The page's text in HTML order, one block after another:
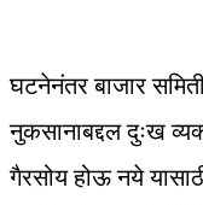
घटनेनंतर बाजार
नुकसानाबद्दल दुःख
गैरसोय होऊ नये